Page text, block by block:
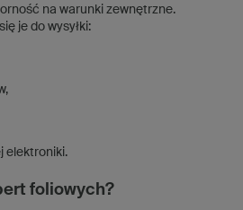
na warunki zewnętrzne.
je do wysyłki:
elektroniki.
foliowych?